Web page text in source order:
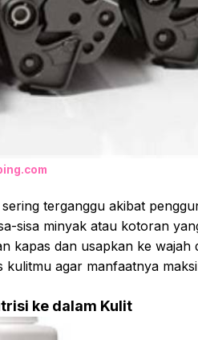
terganggu akibat
sisa minyak atau kotoran
kapas dan usapkan ke wajah
kulitmu agar manfaatnya
ke dalam Kulit